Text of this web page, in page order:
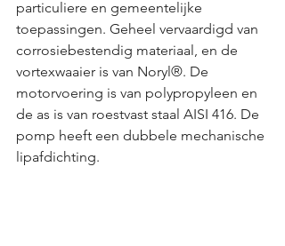
particuliere en gemeentelijke
toepassingen. Geheel vervaardigd van
corrosiebestendig materiaal, en de
vortexwaaier is van Noryl®. De
motorvoering is van polypropyleen en
de as is van roestvast staal AISI 416. De
pomp heeft een dubbele mechanische
lipafdichting.